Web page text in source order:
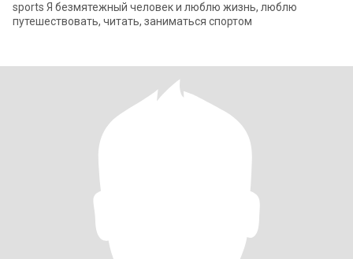
sports Я безмятежный человек и люблю жизнь, люблю
путешествовать, читать, заниматься спортом